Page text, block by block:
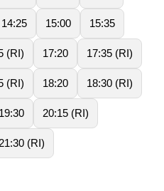
14:25 15:00 15:35
(RI) 17:20 17:35 (RI)
(RI) 18:20 18:30 (RI)
19:30 20:15 (RI)
21:30 (RI)